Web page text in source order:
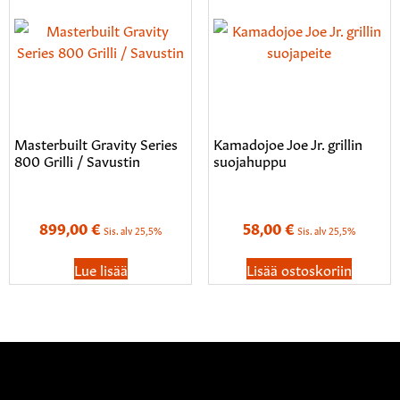
Masterbuilt Gravity Series
800 Grilli / Savustin
899,00€ Sis. alv 25,5%
Lue lisää
Kamadojoe Joe Jr. grillin
suojahuppu
58,00€ Sis. alv 25,5%
Lisää ostoskoriin